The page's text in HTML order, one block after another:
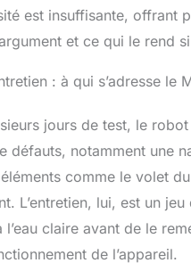
est insuffisante, offrant
et ce qui le rend
: à qui s’adresse le
jours de test, le
défauts, notamment une
comme le volet
L’entretien, lui, est un
l’eau claire avant de le
de l’appareil.